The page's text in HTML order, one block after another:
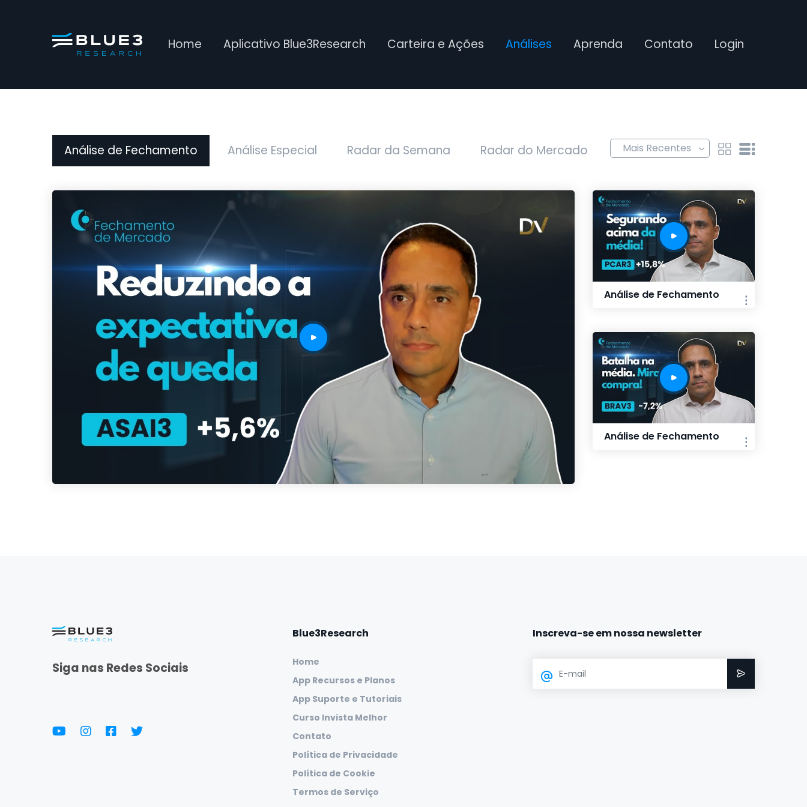
Home Aplicativo Blue3Research Carteira e Ações Análises Aprenda Contato Login
Análise de Fechamento Análise Especial Radar da Semana Radar do Mercado
Análise de Fechamento
Análise de Fechamento
Siga nas Redes Sociais
Blue3Research
Home
App Recursos e Planos
App Suporte e Tutoriais
Curso Invista Melhor
Contato
Política de Privacidade
Política de Cookie
Termos de Serviço
Inscreva-se em nossa newsletter